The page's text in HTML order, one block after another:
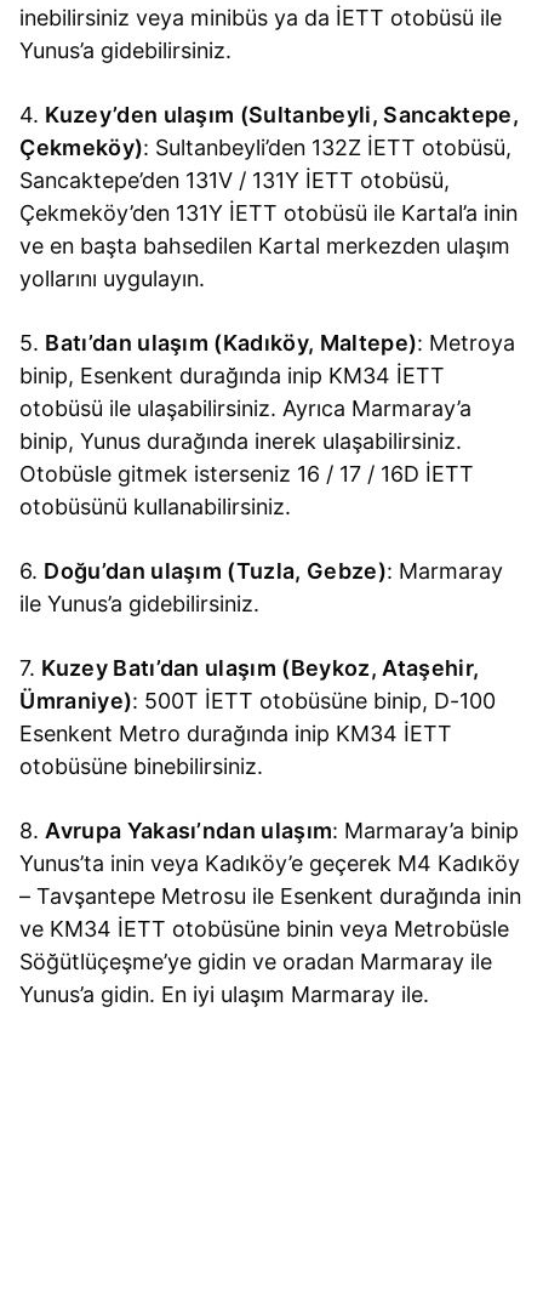
inebilirsiniz veya minibüs ya da İETT otobüsü ile
Yunus’a gidebilirsiniz.
4. Kuzey’den ulaşım (Sultanbeyli, Sancaktepe,
Çekmeköy): Sultanbeyli’den 132Z İETT otobüsü,
Sancaktepe’den 131V / 131Y İETT otobüsü,
Çekmeköy’den 131Y İETT otobüsü ile Kartal’a inin
ve en başta bahsedilen Kartal merkezden ulaşım
yollarını uygulayın.
5. Batı’dan ulaşım (Kadıköy, Maltepe): Metroya
binip, Esenkent durağında inip KM34 İETT
otobüsü ile ulaşabilirsiniz. Ayrıca Marmaray’a
binip, Yunus durağında inerek ulaşabilirsiniz.
Otobüsle gitmek isterseniz 16 / 17 / 16D İETT
otobüsünü kullanabilirsiniz.
6. Doğu’dan ulaşım (Tuzla, Gebze): Marmaray
ile Yunus’a gidebilirsiniz.
7. Kuzey Batı’dan ulaşım (Beykoz, Ataşehir,
Ümraniye): 500T İETT otobüsüne binip, D-100
Esenkent Metro durağında inip KM34 İETT
otobüsüne binebilirsiniz.
8.Avrupa Yakası’ndan ulaşım: Marmaray’a binip
Yunus’ta inin veya Kadıköy’e geçerek M4 Kadıköy
– Tavşantepe Metrosu ile Esenkent durağında inin
ve KM34 İETT otobüsüne binin veya Metrobüsle
Söğütlüçeşme’ye gidin ve oradan Marmaray ile
Yunus’a gidin. En iyi ulaşım Marmaray ile.